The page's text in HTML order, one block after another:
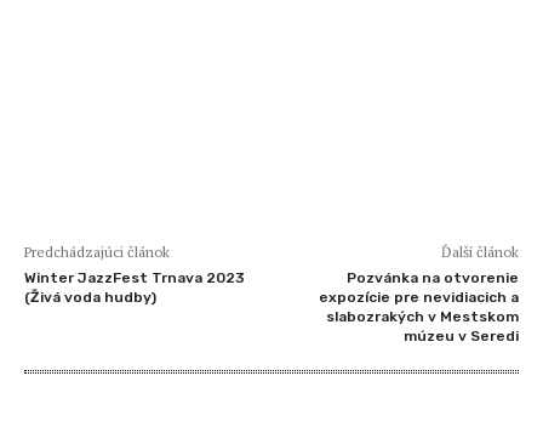
Predchádzajúci článok
Winter JazzFest Trnava 2023
(Živá voda hudby)
Ďalší článok
Pozvánka na otvorenie
expozície pre nevidiacich a
slabozrakých v Mestskom
múzeu v Seredi